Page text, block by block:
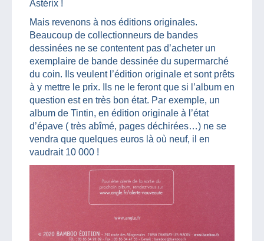
Astérix !
Mais revenons à nos éditions originales.
Beaucoup de collectionneurs de bandes
dessinées ne se contentent pas d’acheter un
exemplaire de bande dessinée du supermarché
du coin. Ils veulent l’édition originale et sont prêts
à y mettre le prix. Ils ne le feront que si l’album en
question est en très bon état. Par exemple, un
album de Tintin, en édition originale à l’état
d’épave ( très abîmé, pages déchirées…) ne se
vendra que quelques euros là où neuf, il en
vaudrait 10 000 !